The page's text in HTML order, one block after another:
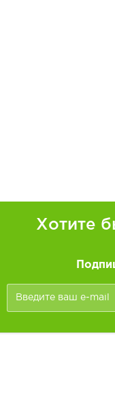
Хотите